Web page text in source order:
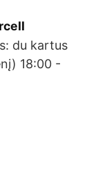
du kartus
18:00 -